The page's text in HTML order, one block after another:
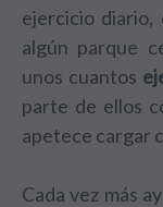
ejercicio diario,
algún parque
unos cuantos
parte de ellos
apetece cargar
Cada vez más